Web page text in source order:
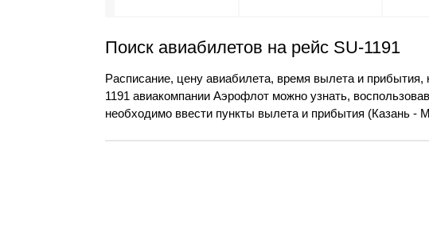
Поиск авиабилетов на рейс SU-1191
Расписание, цену авиабилета, время вылета и
1191 авиакомпании Аэрофлот можно узнать,
необходимо ввести пункты вылета и прибытия (Казань -